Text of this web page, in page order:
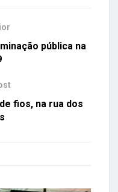
pública na
fios, na rua dos